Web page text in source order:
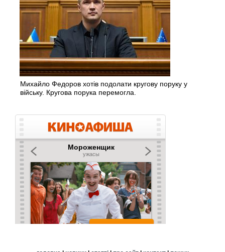
Михайло Федоров хотів подолати кругову поруку у
війську. Кругова порука перемогла.